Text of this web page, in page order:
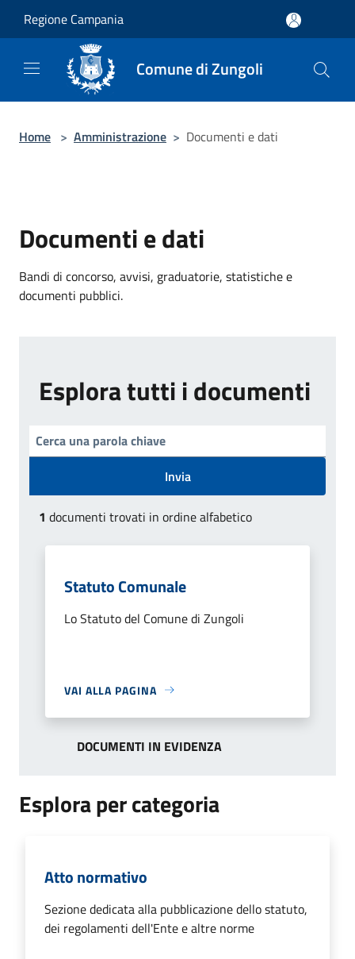
Regione Campania
Comune di Zungoli
Home > Amministrazione > Documenti e dati
Documenti e dati
Bandi di concorso, avvisi, graduatorie, statistiche e
documenti pubblici.
Esplora tutti i documenti
Invia
1 documenti trovati in ordine alfabetico
Statuto Comunale
Lo Statuto del Comune di Zungoli
VAI ALLA PAGINA
DOCUMENTI IN EVIDENZA
Esplora per categoria
Atto normativo
Sezione dedicata alla pubblicazione dello statuto,
dei regolamenti dell'Ente e altre norme